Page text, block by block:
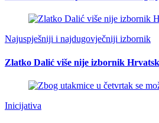
Najuspješniji i najdugovječniji izbornik
Zlatko Dalić više nije izbornik
Inicijativa